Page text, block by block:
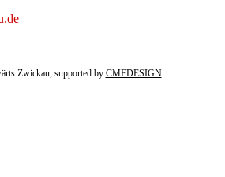
Zwickau, supported by CMEDESIGN